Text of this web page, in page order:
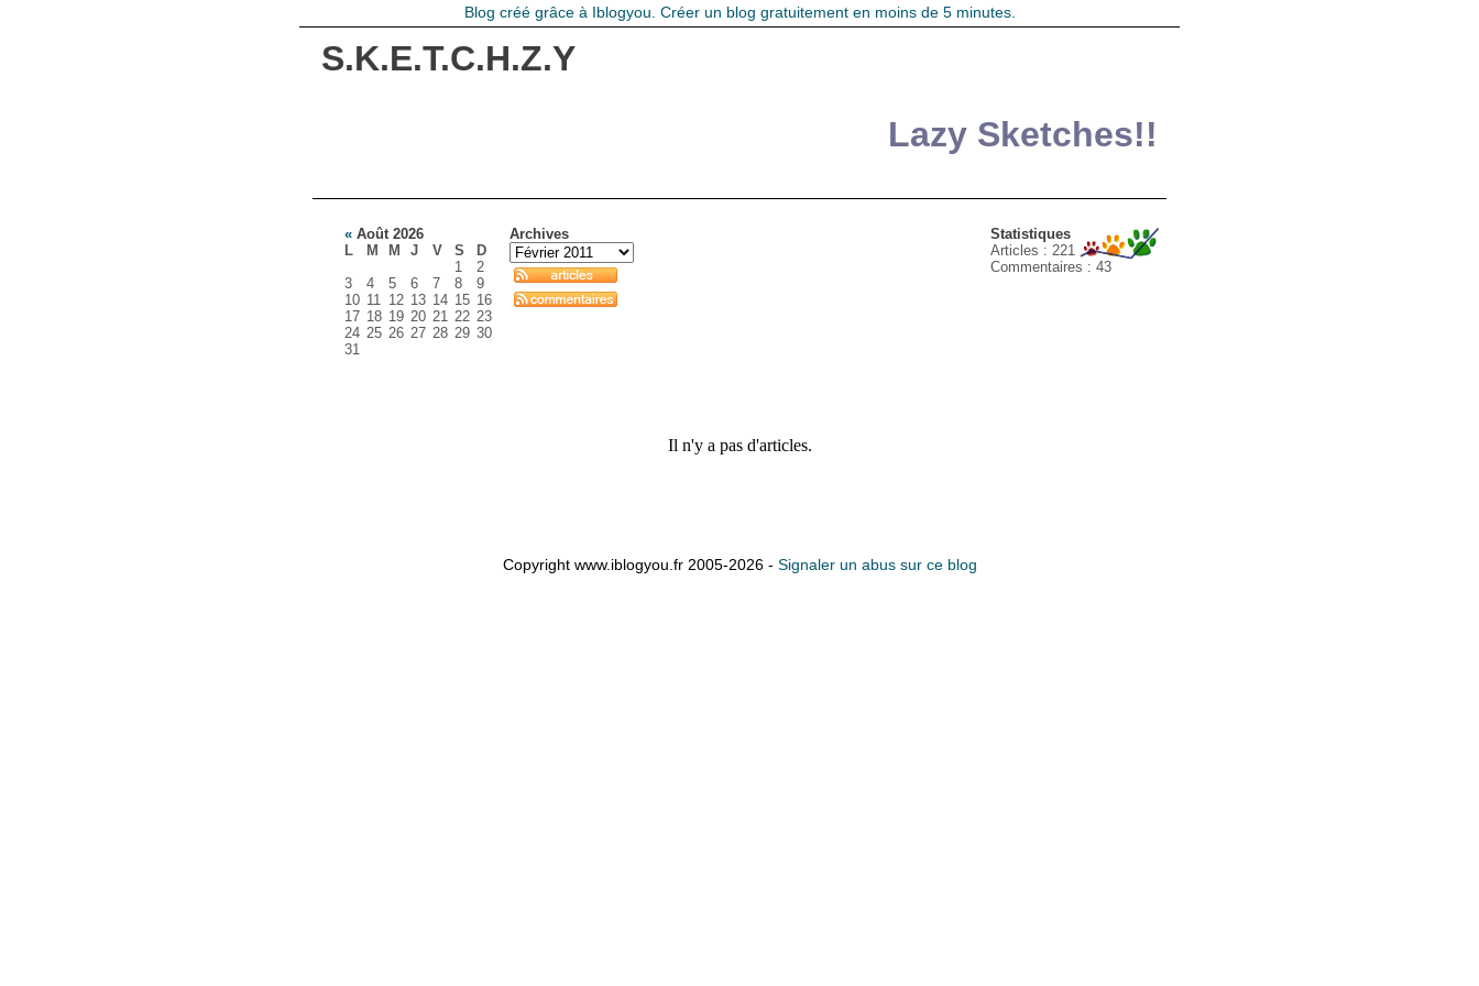
Blog créé grâce à Iblogyou Créer un blog gratuitement en moins de 5 minutes.
S.K.E.T.C.H.Z.Y
Lazy Sketches!!
« Août 2026
L
M M J V S
D
1
2
3
4 5 6 7 8
9
10 11 12 13 14 15 16
17 18 19 20 21 22 23
24 25 26 27 28 29 30
31
Archives
Statistiques
Articles : 221
Commentaires : 43
Il n'y a pas d'articles.
Copyright www.iblogyou.fr 2005-2026 - Signaler un abus sur ce blog